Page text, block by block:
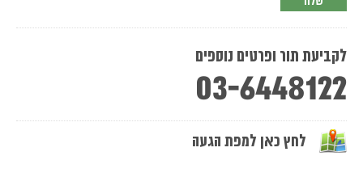
לקביעת תור ופרטים נוספים
03-6448122
לחץ כאן למפת הגעה